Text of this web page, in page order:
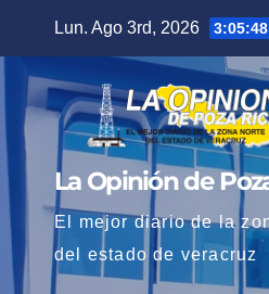
contenido
Lun. Ago 3rd, 2026
La Opinión de
El mejor diario de la
del estado de veracruz